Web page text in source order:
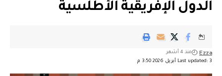
الدول الإفريقية الأطلسية
Last updated: 3 أبريل 2026 3:50 م
Ezza منذ 4 أشهر